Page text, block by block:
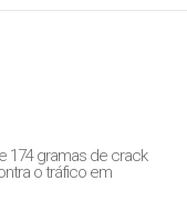
174 gramas de crack
o tráfico em